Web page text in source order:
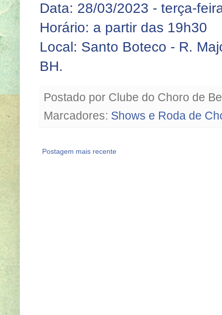
Data: 28/03/2023 - terça-
Horário: a partir das 19h30
Local: Santo Boteco - R.
BH.
Postado por Clube do Choro de
Marcadores: Shows e Roda de
Postagem mais recente